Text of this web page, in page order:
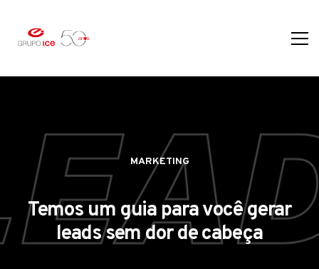
MARKETING
Temos um guia para você gerar
leads sem dor de cabeça